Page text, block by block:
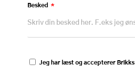
Besked
Jeg har læst og accepterer Brikks